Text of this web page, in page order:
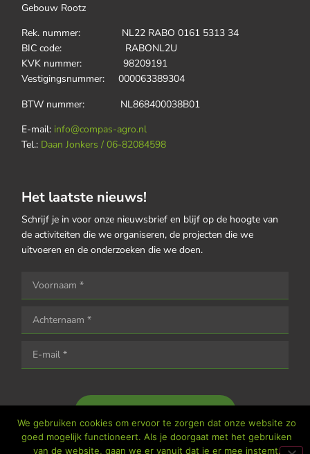
Gebouw Rootz
Rek. nummer: NL22 RABO 0161 5313 34
BIC code: RABONL2U
KVK nummer: 98209191
Vestigingsnummer: 000063389304
BTW nummer: NL868400038B01
E-mail: info@compas-agro.nl
Tel.: Daan Jonkers / 06-82084598
Het laatste nieuws!
Schrijf je in voor onze nieuwsbrief en blijf op de hoogte van
de activiteiten die we organiseren, de projecten die we
uitvoeren en de onderzoeken die we doen.
We gebruiken cookies om ervoor te zorgen dat onze website zo
goed mogelijk functioneert. Als je doorgaat met het gebruiken
van de website, gaan we er vanuit dat je er mee instemt.